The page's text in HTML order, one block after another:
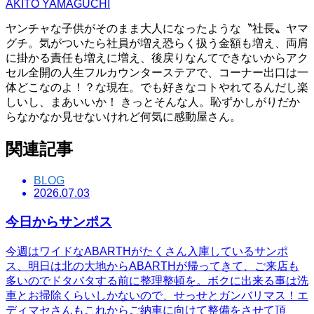
AKITO YAMAGUCHI
ヤンチャな子供がそのまま大人になったような〝社長〟ヤマ
グチ。気がついたら社員が増え恐らく扱う金額も増え、両肩
に掛かる責任も増えに増え、後戻りなんてできないからアク
セル全開の人生フルカウンターステアで、コーナー出口は一
体どこなのよ！？な現在。でも好きなコトやれてるんだし楽
しいし、まあいいか！ きっとそんな人。恥ずかしがりだか
らなかなか見せないけれど何気に感動屋さん。
関連記事
BLOG
2026.07.03
今日からサンポス
今週はワイドなABARTHがたくさん入庫しているサンポ
ス、明日は北の大地からABARTHが帰ってきて、ご来店も
多いのでドタバタする前に整理整頓を。ボクに出来る事は洗
車とお掃除くらいしかないので、せっせとガンバリマス！エ
ディマセさんもこれからご納車に向けて整備をさせて頂